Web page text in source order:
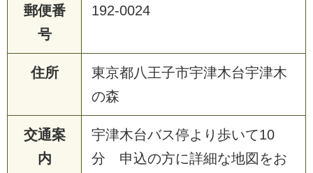
郵便番
号
192-0024
住所
東京都八王子市宇津木台宇津木
の森
交通案
内
宇津木台バス停より歩いて10
分 申込の方に詳細な地図をお